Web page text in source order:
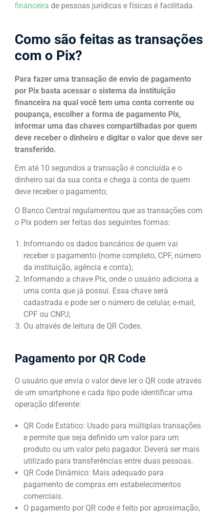
financeira de pessoas jurídicas e físicas é facilitada.
Como são feitas as transações
com o Pix?
Para fazer uma transação de envio de pagamento
por Pix basta acessar o sistema da instituição
financeira na qual você tem uma conta corrente ou
poupança, escolher a forma de pagamento Pix,
informar uma das chaves compartilhadas por quem
deve receber o dinheiro e digitar o valor que deve ser
transferido.
Em até 10 segundos a transação é concluída e o
dinheiro sai da sua conta e chega à conta de quem
deve receber o pagamento;
O Banco Central regulamentou que as transações com
o Pix podem ser feitas das seguintes formas:
Informando os dados bancários de quem vai
receber o pagamento (nome completo, CPF, número
da instituição, agência e conta);
Informando a chave Pix, onde o usuário adiciona a
uma conta que já possui. Essa chave será
cadastrada e pode ser o número de celular, e-mail,
CPF ou CNPJ;
Ou através de leitura de QR Codes.
Pagamento por QR Code
O usuário que envia o valor deve ler o QR code através
de um smartphone e cada tipo pode identificar uma
operação diferente:
QR Code Estático: Usado para múltiplas transações
e permite que seja definido um valor para um
produto ou um valor pelo pagador. Deverá ser mais
utilizado para transferências entre duas pessoas.
QR Code Dinâmico: Mais adequado para
pagamento de compras em estabelecimentos
comerciais.
O pagamento por QR code é feito por aproximação,